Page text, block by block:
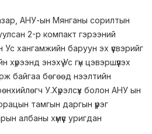
АНУ-ын Мянганы сорилтын
2-р компакт гэрээний
Ус хангамжийн баруун эх үүсвэрийг
энэхүү Ус гүн цэвэршүүлэх
байгаа бөгөөд нээлтийн
У.Хүрэлсүх болон АНУ ын
тамгын даргын үүрэг
албаны хүмүүс уригдан